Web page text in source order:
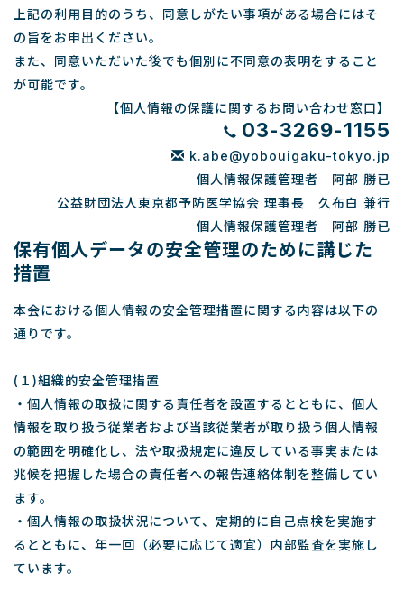
上記の利用目的のうち、同意しがたい事項がある場合にはそ
の旨をお申出ください。
また、同意いただいた後でも個別に不同意の表明をすること
が可能です。
【個人情報の保護に関するお問い合わせ窓口】
03-3269-1155
k.abe@yobouigaku-tokyo.jp
個人情報保護管理者 阿部 勝已
公益財団法人東京都予防医学協会 理事長 久布白 兼行
個人情報保護管理者 阿部 勝已
保有個人データの安全管理のために講じた
措置
本会における個人情報の安全管理措置に関する内容は以下の
通りです。
(１)組織的安全管理措置
・個人情報の取扱に関する責任者を設置するとともに、個人
情報を取り扱う従業者および当該従業者が取り扱う個人情報
の範囲を明確化し、法や取扱規定に違反している事実または
兆候を把握した場合の責任者への報告連絡体制を整備してい
ます。
・個人情報の取扱状況について、定期的に自己点検を実施す
るとともに、年一回（必要に応じて適宜）内部監査を実施し
ています。